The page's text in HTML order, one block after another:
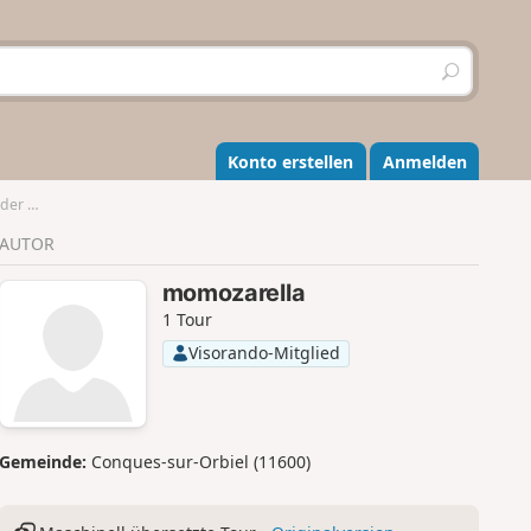
S
u
h
e
n
Konto erstellen Anmelden
AUTOR
momozarella
1 Tour
Visorando-Mitglied
Gemeinde: Conques-sur-Orbiel (11600)